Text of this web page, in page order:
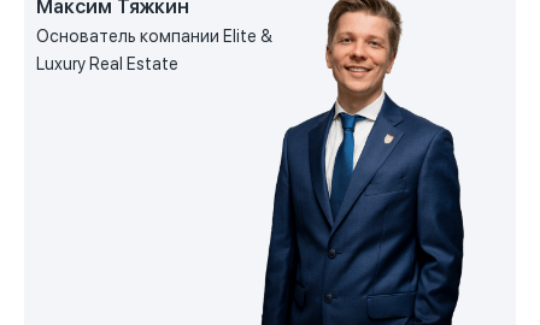
Максим Тяжкин
Основатель компании Elite &
Luxury Real Estate